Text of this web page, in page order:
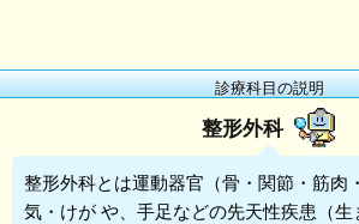
診療科目の説明
整形外科
整形外科とは運動器官（骨・関節・筋肉
気・けが や、手足などの先天性疾患（